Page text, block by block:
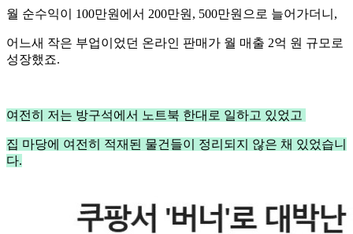
월 순수익이 100만원에서 200만원, 500만원으로 늘어가더니,
어느새 작은 부업이었던 온라인 판매가 월 매출 2억 원 규모로
성장했죠.
여전히 저는 방구석에서 노트북 한대로 일하고 있었고
집 마당에 여전히 적재된 물건들이 정리되지 않은 채 있었습니
다.